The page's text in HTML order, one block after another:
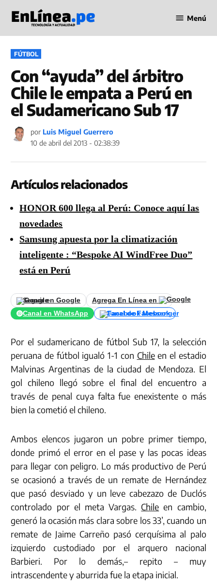
contenido
en Línea
Menú
PUBLICADO
EN
FÚTBOL
Con “ayuda” del árbitro
Chile le empata a Perú en
el Sudamericano Sub 17
por Luis Miguel Guerrero
10 de abril del 2013 - 02:38:39
Artículos relacionados
HONOR 600 llega al Perú: Conoce aquí las
novedades
Samsung apuesta por la climatización
inteligente : “Bespoke AI WindFree Duo”
está en Perú
Seguir en Google
Agrega En Línea en
Canal en WhatsApp
Canal de Facebook
Por el sudamericano de fútbol Sub 17, la selección
peruana de fútbol igualó 1-1 con Chileen el estadio
Malvinas Argentinas de la ciudad de Mendoza. El
gol chileno llegó sobre el final del encuentro a
través de penal cuya falta fue enexistente o más
bien la cometió el chileno.
Ambos elencos jugaron un pobre primer tiempo,
donde primó el error en el pase y las pocas ideas
para llegar con peligro. Lo más productivo de Perú
se ocasionó a través de un remate de Hernández
que pasó desviado y un leve cabezazo de Duclós
controlado por el meta Vargas. Chile en cambio,
generó la ocasión más clara sobre los 33’, cuando un
remate de Jaime Carreño pasó cerquísima al palo
izquierdo custodiado por el arquero nacional
Barbieri. Por lo demás,– repito – muy
intrascendente y aburrida fue la etapa inicial.